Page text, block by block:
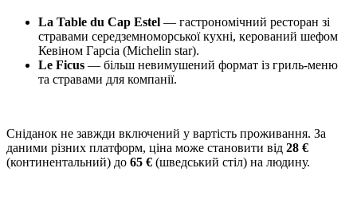
La Table du Cap Estel — гастрономічний ресторан зі
стравами середземноморської кухні, керований шефом
Кевіном Гарсіа (Michelin star).
Le Ficus — більш невимушений формат із гриль-меню
та стравами для компанії.
Сніданок не завжди включений у вартість проживання. За
даними різних платформ, ціна може становити від 28 €
(континентальний) до 65 € (шведський стіл) на людину.